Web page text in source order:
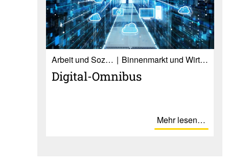
Ar­beit und So­zia­les Binnenmarkt und Wirtschaft
Digital-Omnibus
Mehr lesen…